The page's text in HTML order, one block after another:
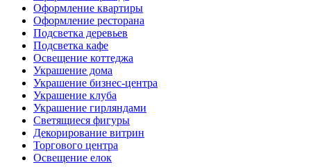
Оформление квартиры
Оформление ресторана
Подсветка деревьев
Подсветка кафе
Освещение коттеджа
Украшение дома
Украшение бизнес-центра
Украшение клуба
Украшение гирляндами
Светящиеся фигуры
Декорирование витрин
Торгового центра
Освещение елок